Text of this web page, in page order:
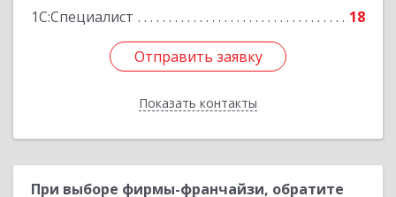
1С:Специалист
18
Отправить заявку
Показать контакты
Отправить заявку
Назад
При выборе фирмы-франчайзи, обратите